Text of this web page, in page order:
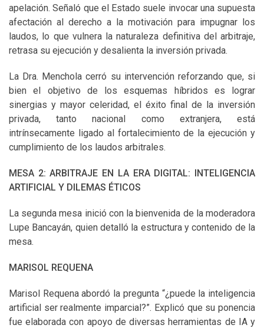
apelación. Señaló que el Estado suele invocar una supuesta
afectación al derecho a la motivación para impugnar los
laudos, lo que vulnera la naturaleza definitiva del arbitraje,
retrasa su ejecución y desalienta la inversión privada.
La Dra. Menchola cerró su intervención reforzando que, si
bien el objetivo de los esquemas híbridos es lograr
sinergias y mayor celeridad, el éxito final de la inversión
privada, tanto nacional como extranjera, está
intrínsecamente ligado al fortalecimiento de la ejecución y
cumplimiento de los laudos arbitrales.
MESA 2: ARBITRAJE EN LA ERA DIGITAL: INTELIGENCIA
ARTIFICIAL Y DILEMAS ÉTICOS
La segunda mesa inició con la bienvenida de la moderadora
Lupe Bancayán, quien detalló la estructura y contenido de la
mesa.
MARISOL REQUENA
Marisol Requena abordó la pregunta “¿puede la inteligencia
artificial ser realmente imparcial?”. Explicó que su ponencia
fue elaborada con apoyo de diversas herramientas de IA y